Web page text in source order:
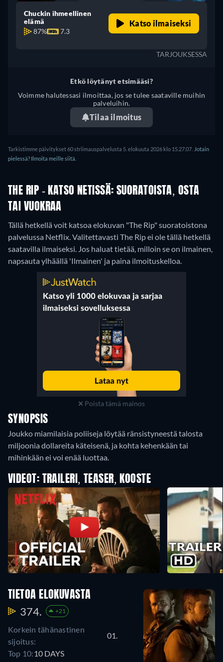
Chuckin ihmeellinen
elämä
87%
7.3
Katso ilmaiseksi
TARJOUKSESSA
Etkö löytänyt etsimääsi?
Voimme halutessasi ilmoittaa, jos se tulee saataville muihin
palveluihin.
Tilaa ilmoitus
Tarkistimme päivitykset 60 striimauspalvelusta 5. elokuuta 2026 klo 15.27.07. Jotain
pielessä? Ilmoita meille siitä.
THE RIP - KATSO NETISSÄ: SUORATOISTA, OSTA
TAI VUOKRAA
Tällä hetkellä voit katsoa elokuvan "The Rip" suoratoistona
palvelussa Netflix.Valitettavasti The Rip ei ole tällä hetkellä
saatavilla ilmaiseksi. Jos haluat tietää, milloin se on ilmainen,
napsauta ylhäällä 'Ilmainen' ja paina ilmoituskelloa.
Poista tämä mainos
SYNOPSIS
Joukko miamilaisia poliiseja löytää ränsistyneestä talosta
miljoonia dollareita käteisenä, ja kohta kehenkään tai
mihinkään ei voi enää luottaa.
VIDEOT: TRAILERI, TEASER, KOOSTE
TIETOA ELOKUVASTA
374. +21
Korkein tähänastinen
sijoitus:
01.
Top 10: 10 DAYS